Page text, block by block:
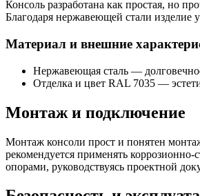
Консоль разработана как простая, но
Благодаря нержавеющей стали изделие
Материал и внешние
Нержавеющая сталь —
Отделка и цвет RAL 7035 —
Монтаж и подключение
Монтаж консоли прост и понятен
рекомендуется применять
опорами, руководствуясь проектной